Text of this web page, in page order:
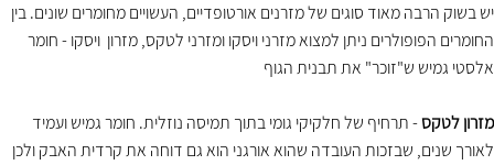
יש בשוק הרבה מאוד סוגים של מזרנים אורטופדיים, העשויים מחומרים שונים. בין
החומרים הפופולרים ניתן למצוא מזרני ויסקו ומזרני לטקס, מזרון ויסקו - חומר
אלסטי גמיש ש"זוכר" את תבנית הגוף
מזרון לטקס- תרחיף של חלקיקי גומי בתוך תמיסה נוזלית. חומר גמיש ועמיד
לאורך שנים, שבזכות העובדה שהוא אורגני הוא גם דוחה את קרדית האבק ולכן